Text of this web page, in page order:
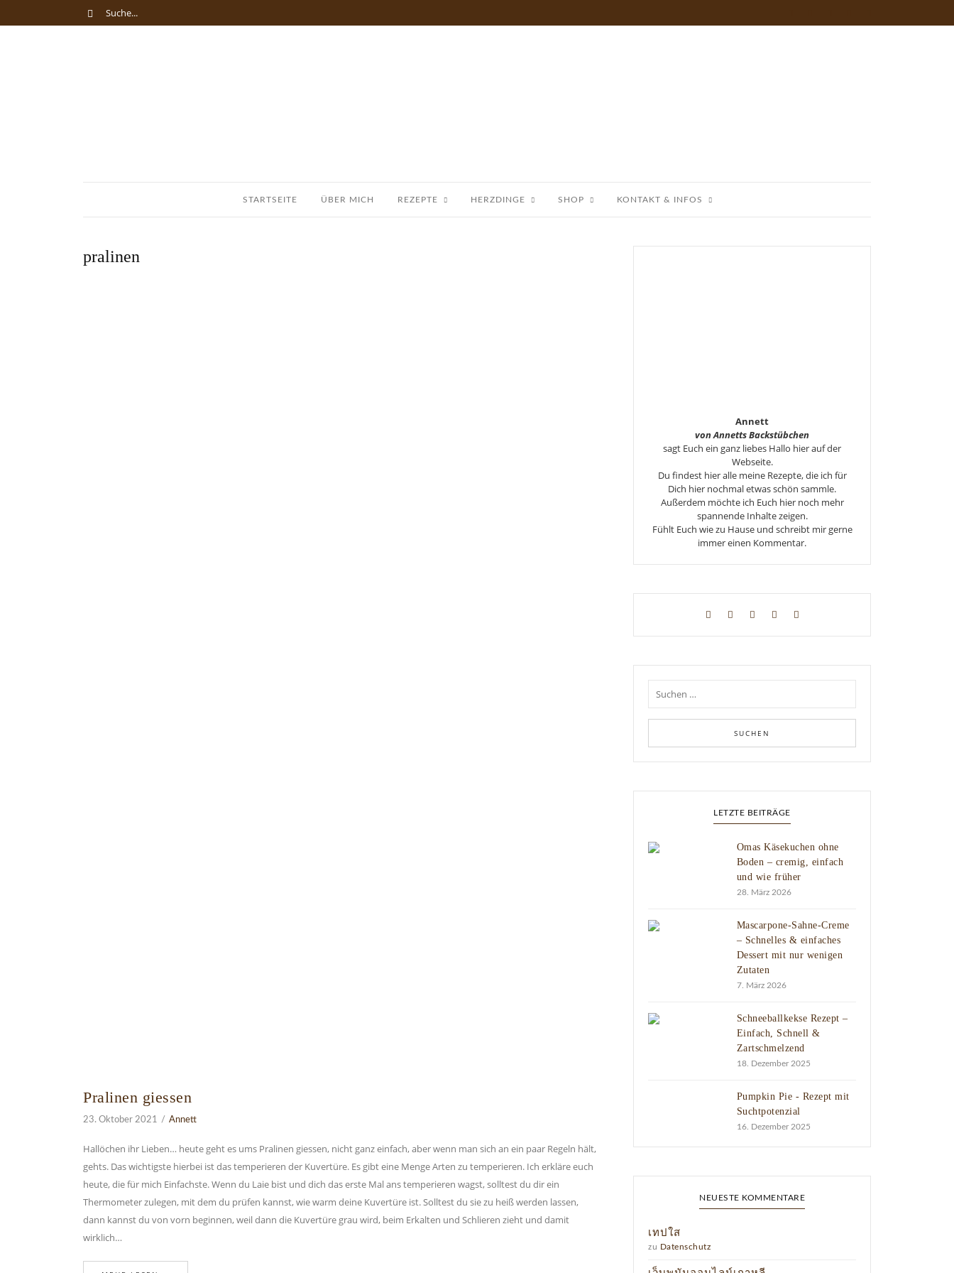
STARTSEITE ÜBER MICH REZEPTE HERZDINGE SHOP KONTAKT & INFOS
pralinen
Pralinen giessen
23. Oktober 2021 Annett
Hallöchen ihr Lieben… heute geht es ums Pralinen giessen, nicht ganz einfach, aber wenn man sich an ein paar Regeln hält,
gehts. Das wichtigste hierbei ist das temperieren der Kuvertüre. Es gibt eine Menge Arten zu temperieren. Ich erkläre euch
heute, die für mich Einfachste. Wenn du Laie bist und dich das erste Mal ans temperieren wagst, solltest du dir ein
Thermometer zulegen, mit dem du prüfen kannst, wie warm deine Kuvertüre ist. Solltest du sie zu heiß werden lassen,
dann kannst du von vorn beginnen, weil dann die Kuvertüre grau wird, beim Erkalten und Schlieren zieht und damit
wirklich…
Annett
von Annetts Backstübchen
sagt Euch ein ganz liebes Hallo hier auf der
Webseite.
Du findest hier alle meine Rezepte, die ich für
Dich hier nochmal etwas schön sammle.
Außerdem möchte ich Euch hier noch mehr
spannende Inhalte zeigen.
Fühlt Euch wie zu Hause und schreibt mir gerne
immer einen Kommentar.
LETZTE BEITRÄGE
Omas Käsekuchen ohne
Boden – cremig, einfach
und wie früher
28. März 2026
Mascarpone-Sahne-Creme
– Schnelles & einfaches
Dessert mit nur wenigen
Zutaten
7. März 2026
Schneeballkekse Rezept –
Einfach, Schnell &
Zartschmelzend
18. Dezember 2025
Pumpkin Pie - Rezept mit
Suchtpotenzial
16. Dezember 2025
NEUESTE KOMMENTARE
เทปใส
zu Datenschutz